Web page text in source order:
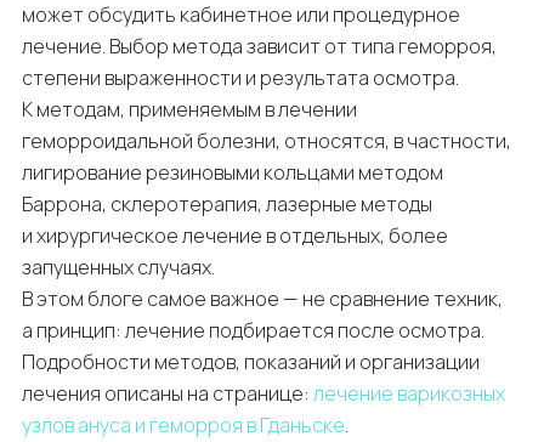
может обсудить кабинетное или процедурное
лечение. Выбор метода зависит от типа геморроя,
степени выраженности и результата осмотра.
К методам, применяемым в лечении
геморроидальной болезни, относятся, в частности,
лигирование резиновыми кольцами методом
Баррона, склеротерапия, лазерные методы
и хирургическое лечение в отдельных, более
запущенных случаях.
В этом блоге самое важное — не сравнение техник,
а принцип: лечение подбирается после осмотра.
Подробности методов, показаний и организации
лечения описаны на странице: лечение варикозных
узлов ануса и геморроя в Гданьске.